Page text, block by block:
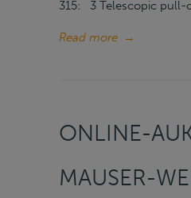
315: 3 Telescopic pull-
Read more →
ONLINE-
MAUSER-